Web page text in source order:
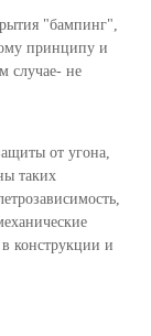
"бампинг",
принципу и
случае- не
от угона,
таких
в конструкции и